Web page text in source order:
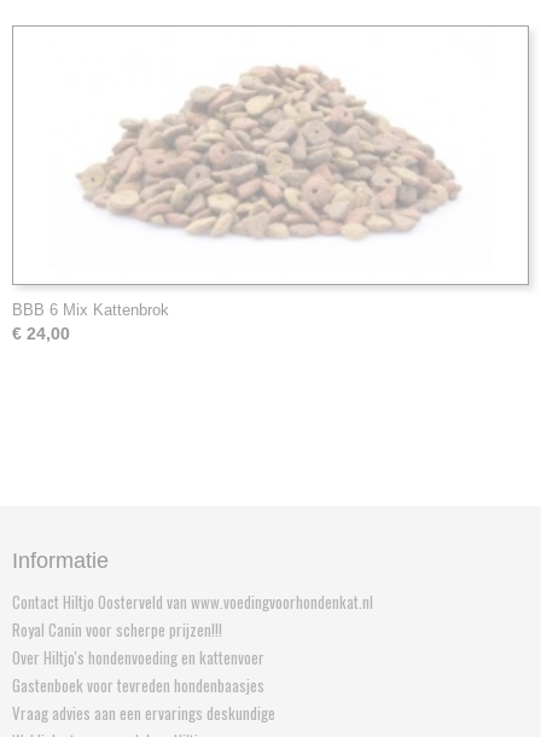
BBB 6 Mix Kattenbrok
€ 24,00
Informatie
Contact Hiltjo Oosterveld van www.voedingvoorhondenkat.nl
Royal Canin voor scherpe prijzen!!!
Over Hiltjo's hondenvoeding en kattenvoer
Gastenboek voor tevreden hondenbaasjes
Vraag advies aan een ervarings deskundige